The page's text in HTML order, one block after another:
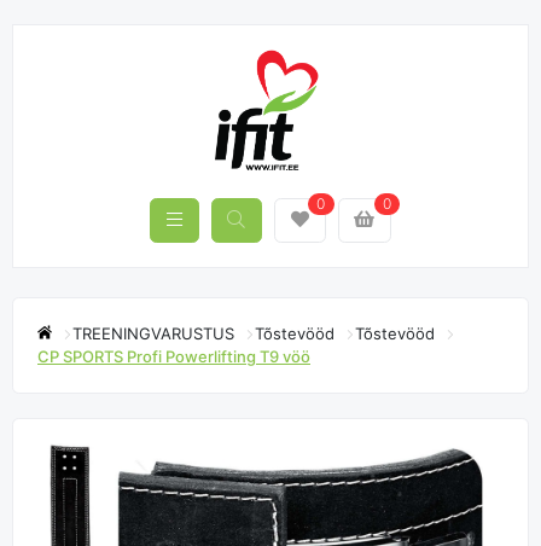
0 0
TREENINGVARUSTUS Tõstevööd
Tõstevööd
CP SPORTS Profi Powerlifting T9 vöö